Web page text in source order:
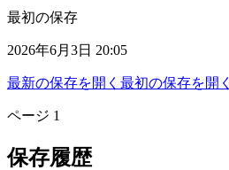
最初の保存
2026年6月3日 20:05
最新の保存を開く 最初の保存を開く
ページ 1
保存履歴